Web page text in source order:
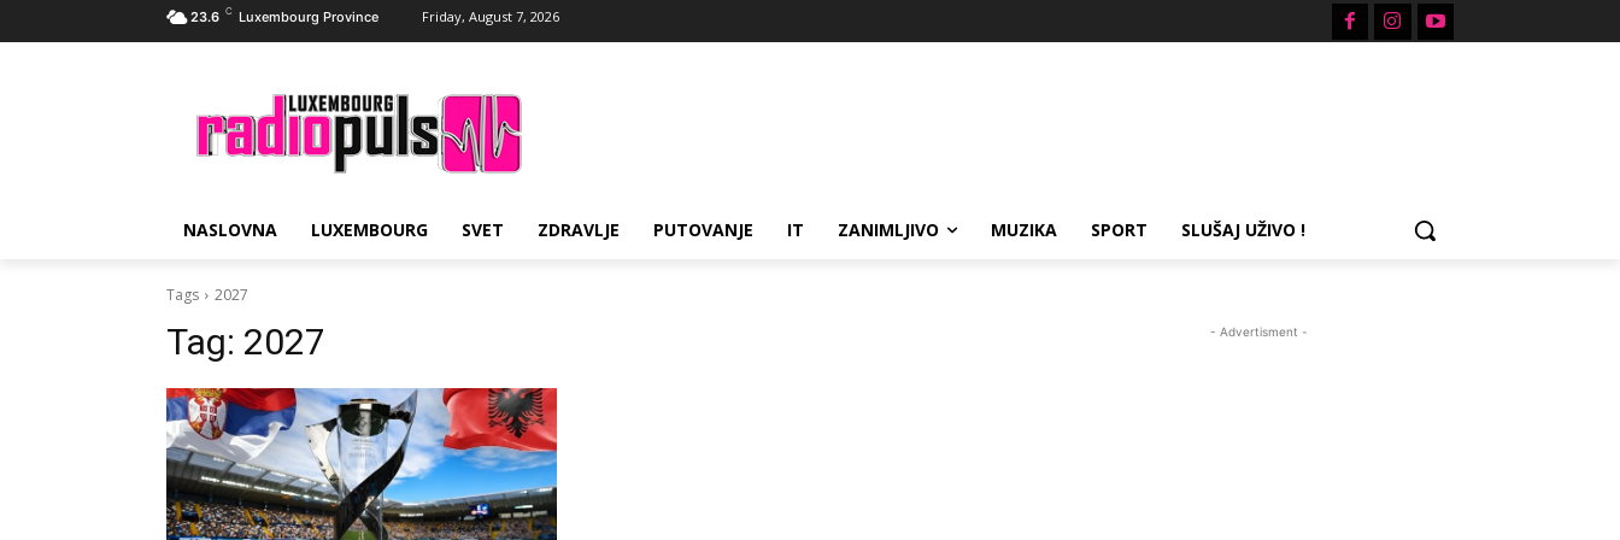
23.6 C Luxembourg Province Friday, August 7, 2026
NASLOVNA LUXEMBOURG SVET ZDRAVLJE PUTOVANJE IT ZANIMLJIVO MUZIKA SPORT SLUŠAJ UŽIVO !
Tags 2027
Tag: 2027 - Advertisment -